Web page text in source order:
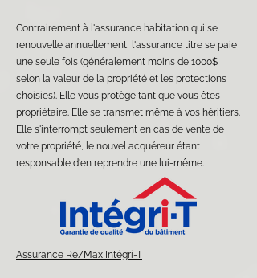
Contrairement à l'assurance habitation qui se
renouvelle annuellement, l'assurance titre se paie
une seule fois (généralement moins de 1000$
selon la valeur de la propriété et les protections
choisies). Elle vous protège tant que vous êtes
propriétaire. Elle se transmet même à vos héritiers.
Elle s'interrompt seulement en cas de vente de
votre propriété, le nouvel acquéreur étant
responsable d'en reprendre une lui-même.
​Assurance Re/Max Intégri-T​